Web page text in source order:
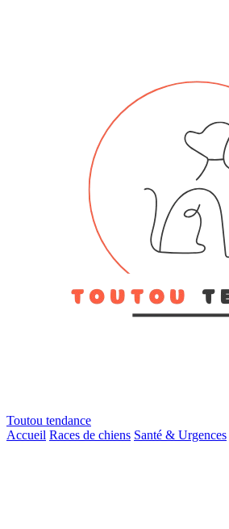
Toutou tendance
Accueil Races de chiens Santé & Urgences